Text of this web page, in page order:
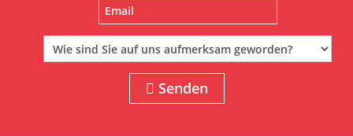
Senden